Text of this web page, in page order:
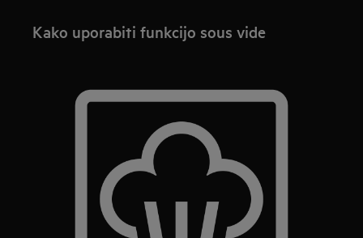
Kako uporabiti funkcijo sous vide